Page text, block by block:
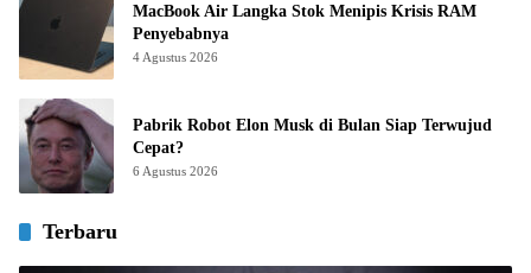
MacBook Air Langka Stok Menipis Krisis RAM
Penyebabnya
4 Agustus 2026
Pabrik Robot Elon Musk di Bulan Siap Terwujud
Cepat?
6 Agustus 2026
Terbaru